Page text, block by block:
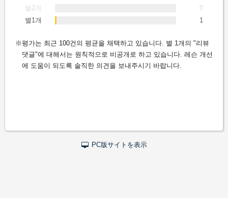
별2개
0
별1개
1
평가는 최근 100건의 평균을 채택하고 있습니다. 별 1개의 "리뷰
댓글"에 대해서는 원칙적으로 비공개로 하고 있습니다. 레슨 개선
에 도움이 되도록 솔직한 의견을 보내주시기 바랍니다.
PC版サイトを表示